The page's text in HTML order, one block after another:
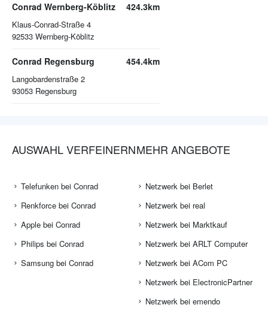
Conrad Wernberg-Köblitz
Klaus-Conrad-Straße 4
92533 Wernberg-Köblitz
424.3km
Conrad Regensburg
Langobardenstraße 2
93053 Regensburg
454.4km
AUSWAHL VERFEINERN
Telefunken bei Conrad
Renkforce bei Conrad
Apple bei Conrad
Philips bei Conrad
Samsung bei Conrad
MEHR ANGEBOTE
Netzwerk bei Berlet
Netzwerk bei real
Netzwerk bei Marktkauf
Netzwerk bei ARLT Computer
Netzwerk bei ACom PC
Netzwerk bei ElectronicPartner
Netzwerk bei emendo